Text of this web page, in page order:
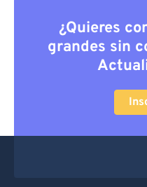
¿Quieres
grandes sin